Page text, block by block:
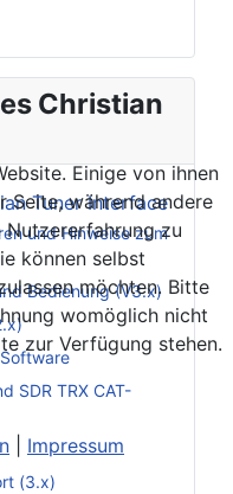
Christian
Tuner Interface
und Hinweise zum
Bedienung (V3.x)
SDR TRX CAT-
(3.x)
Einige von ihnen
Seite, während andere
Nutzererfahrung zu
können selbst
möchten. Bitte
womöglich nicht
zur Verfügung stehen.
Impressum